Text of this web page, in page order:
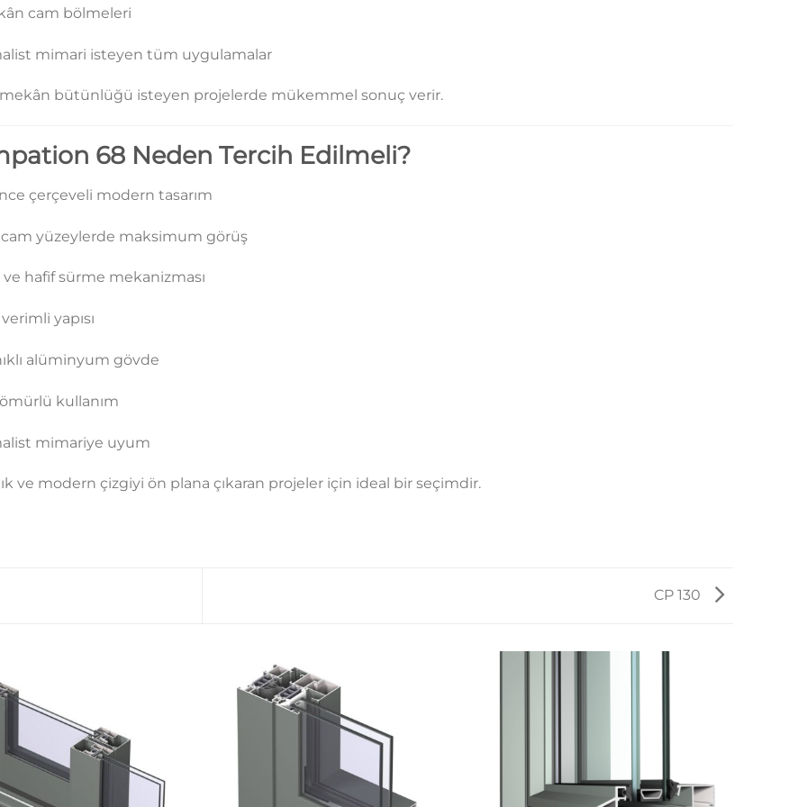
cam bölmeleri
mimari isteyen tüm uygulamalar
mekân bütünlüğü isteyen projelerde mükemmel sonuç verir.
68 Neden Tercih Edilmeli?
çerçeveli modern tasarım
yüzeylerde maksimum görüş
ve hafif sürme mekanizması
yapısı
alüminyum gövde
kullanım
mimariye uyum
ve modern çizgiyi ön plana çıkaran projeler için ideal bir seçimdir.
CP 130